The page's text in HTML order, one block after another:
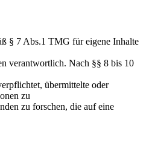
§ 7 Abs.1 TMG für eigene Inhalte
verantwortlich. Nach §§ 8 bis 10
übermittelte oder
zu
zu forschen, die auf eine